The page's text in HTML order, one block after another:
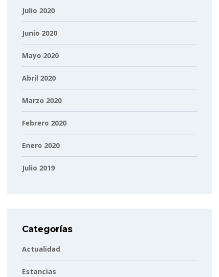
Julio 2020
Junio 2020
Mayo 2020
Abril 2020
Marzo 2020
Febrero 2020
Enero 2020
Julio 2019
Categorías
Actualidad
Estancias